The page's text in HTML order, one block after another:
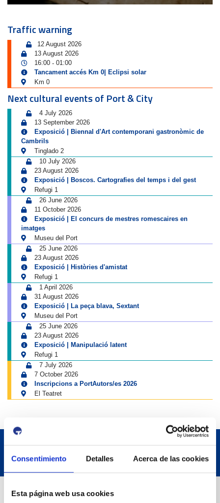
Consentimiento Detalles Acerca de las cookies
Esta página web usa cookies
Traffic warning
12 August 2026
13 August 2026
16:00 - 01:00
Tancament accés Km 0| Eclipsi solar
Km 0
Next cultural events of Port & City
4 July 2026
13 September 2026
Exposició | Biennal d'Art contemporani gastronòmic de
Cambrils
Tinglado 2
10 July 2026
23 August 2026
Exposició | Boscos. Cartografies del temps i del gest
Refugi 1
26 June 2026
11 October 2026
Exposició | El concurs de mestres romescaires en
imatges
Museu del Port
25 June 2026
23 August 2026
Exposició | Històries d'amistat
Refugi 1
1 April 2026
31 August 2026
Exposició | La peça blava, Sextant
Museu del Port
25 June 2026
23 August 2026
Exposició | Manipulació latent
Refugi 1
7 July 2026
7 October 2026
Inscripcions a PortAutors/es 2026
El Teatret
Contact